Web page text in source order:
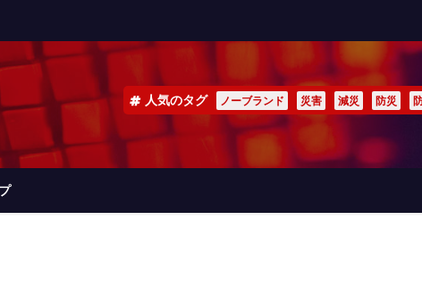
人気のタグ ノーブランド 災害 減災 防災